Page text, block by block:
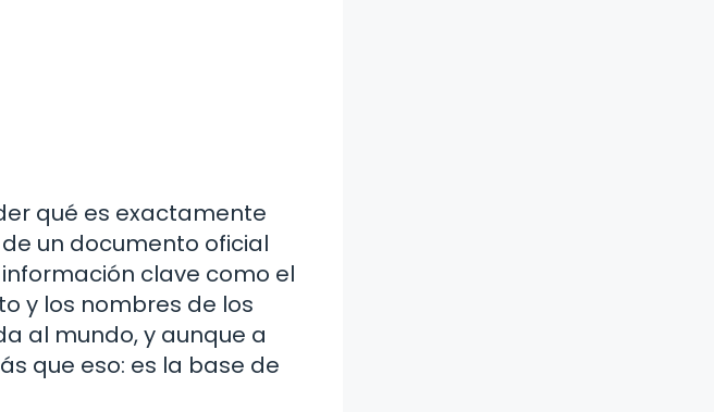
qué es exactamente
un documento oficial
clave como el
y los nombres de los
al mundo, y aunque a
que eso: es la base de